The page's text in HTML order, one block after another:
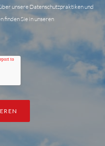
unsere Datenschutzpraktiken und
finden Sie in unseren